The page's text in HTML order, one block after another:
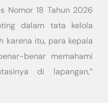
Nomor 18 Tahun 2026
dalam tata kelola
karena itu, para kepala
benar memahami
di lapangan,”